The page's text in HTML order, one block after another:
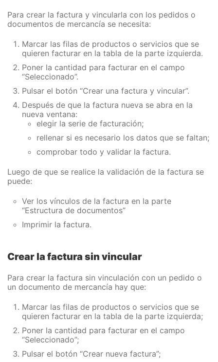
Para crear la factura y vincularla con los pedidos o
documentos de mercancía se necesita:
Marcar las filas de productos o servicios que se
quieren facturar en la tabla de la parte izquierda.
Poner la cantidad para facturar en el campo
“Seleccionado”.
Pulsar el botón “Crear una factura y vincular”.
Después de que la factura nueva se abra en la
nueva ventana:
elegir la serie de facturación;
rellenar si es necesario los datos que se faltan;
comprobar todo y validar la factura.
Luego de que se realice la validación de la factura se
puede:
Ver los vínculos de la factura en la parte
“Estructura de documentos”
Imprimir la factura.
Crear la factura sin vincular
Para crear la factura sin vinculación con un pedido o
un documento de mercancía hay que:
Marcar las filas de productos o servicios que se
quieren facturar en la tabla de la parte izquierda;
Poner la cantidad para facturar en el campo
“Seleccionado”;
Pulsar el botón “Crear nueva factura”;